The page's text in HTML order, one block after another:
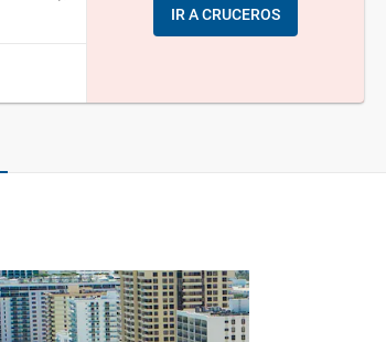
IR A CRUCEROS